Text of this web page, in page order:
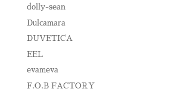
dolly-sean
Dulcamara
DUVETICA
EEL
evameva
F.O.B FACTORY